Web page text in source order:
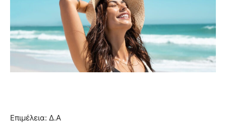
Επιμέλεια: Δ.Α